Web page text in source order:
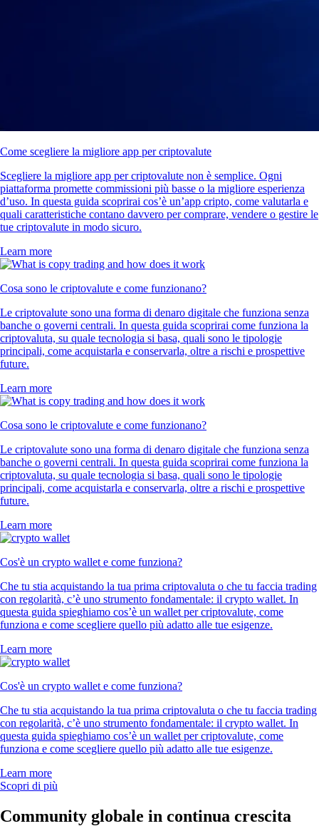
Come scegliere la migliore app per criptovalute
Scegliere la migliore app per criptovalute non è semplice. Ogni
piattaforma promette commissioni più basse o la migliore esperienza
d’uso. In questa guida scoprirai cos’è un’app cripto, come valutarla e
quali caratteristiche contano davvero per comprare, vendere o gestire le
tue criptovalute in modo sicuro.
Learn more
Cosa sono le criptovalute e come funzionano?
Le criptovalute sono una forma di denaro digitale che funziona senza
banche o governi centrali. In questa guida scoprirai come funziona la
criptovaluta, su quale tecnologia si basa, quali sono le tipologie
principali, come acquistarla e conservarla, oltre a rischi e prospettive
future.
Learn more
Cosa sono le criptovalute e come funzionano?
Le criptovalute sono una forma di denaro digitale che funziona senza
banche o governi centrali. In questa guida scoprirai come funziona la
criptovaluta, su quale tecnologia si basa, quali sono le tipologie
principali, come acquistarla e conservarla, oltre a rischi e prospettive
future.
Learn more
Cos'è un crypto wallet e come funziona?
Che tu stia acquistando la tua prima criptovaluta o che tu faccia trading
con regolarità, c’è uno strumento fondamentale: il crypto wallet. In
questa guida spieghiamo cos’è un wallet per criptovalute, come
funziona e come scegliere quello più adatto alle tue esigenze.
Learn more
Cos'è un crypto wallet e come funziona?
Che tu stia acquistando la tua prima criptovaluta o che tu faccia trading
con regolarità, c’è uno strumento fondamentale: il crypto wallet. In
questa guida spieghiamo cos’è un wallet per criptovalute, come
funziona e come scegliere quello più adatto alle tue esigenze.
Learn more
Scopri di più
Community globale in continua crescita